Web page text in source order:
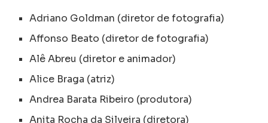
Adriano Goldman (diretor de fotografia)
Affonso Beato (diretor de fotografia)
Alê Abreu (diretor e animador)
Alice Braga (atriz)
Andrea Barata Ribeiro (produtora)
Anita Rocha da Silveira (diretora)